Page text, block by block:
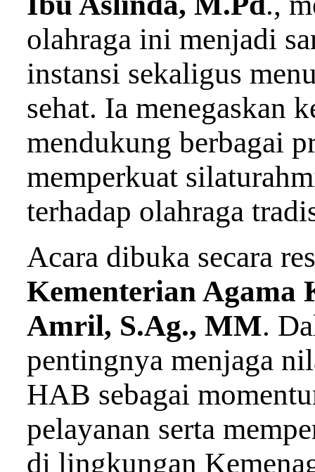
olahraga ini menjadi
instansi sekaligus
sehat. Ia menegaskan
mendukung berbagai
memperkuat
terhadap olahraga
Acara dibuka secara
Kementerian Agama
Amril, S.Ag., MM.
pentingnya menjaga
HAB sebagai
pelayanan serta
di lingkungan